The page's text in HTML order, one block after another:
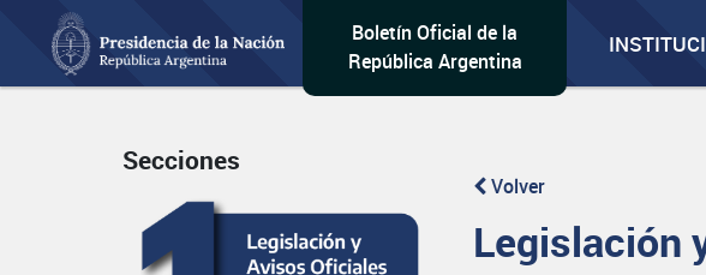
Boletín Oficial de la
República Argentina
Secciones
Volver
Legislación